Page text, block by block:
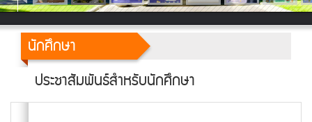
นักศึกษา
ประชาสัมพันธ์สำหรับนักศึกษา